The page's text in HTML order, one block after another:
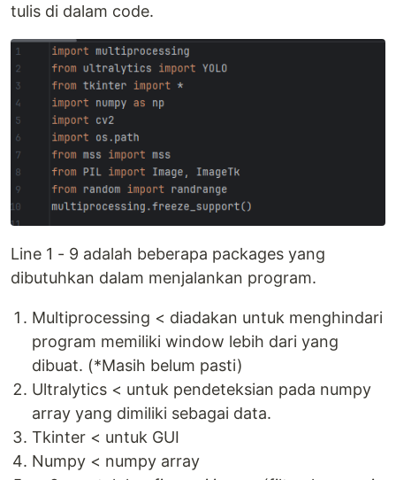
tulis di dalam code.
Line 1 - 9 adalah beberapa packages yang
dibutuhkan dalam menjalankan program.
Multiprocessing < diadakan untuk menghindari
program memiliki window lebih dari yang
dibuat. (*Masih belum pasti)
Ultralytics < untuk pendeteksian pada numpy
array yang dimiliki sebagai data.
Tkinter < untuk GUI
Numpy < numpy array